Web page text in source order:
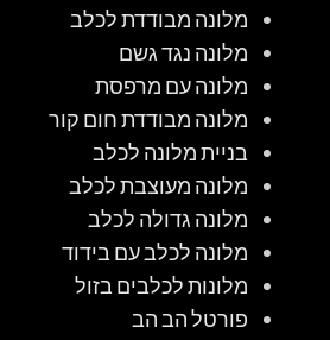
מלונה מבודדת לכלב
מלונה נגד גשם
מלונה עם מרפסת
מלונה מבודדת חום קור
בניית מלונה לכלב
מלונה מעוצבת לכלב
מלונה גדולה לכלב
מלונה לכלב עם בידוד
מלונות לכלבים בזול
פורטל הב הב